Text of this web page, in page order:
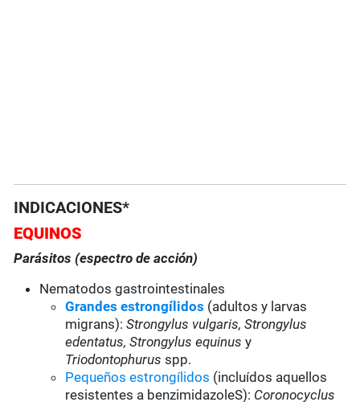
INDICACIONES*
EQUINOS
Parásitos (espectro de acción)
Nematodos gastrointestinales
Grandes estrongílidos (adultos y larvas
migrans): Strongylus vulgaris, Strongylus
edentatus, Strongylus equinusy
Triodontophurus spp.
Pequeños estrongílidos (incluídos aquellos
resistentes a benzimidazoleS): Coronocyclus